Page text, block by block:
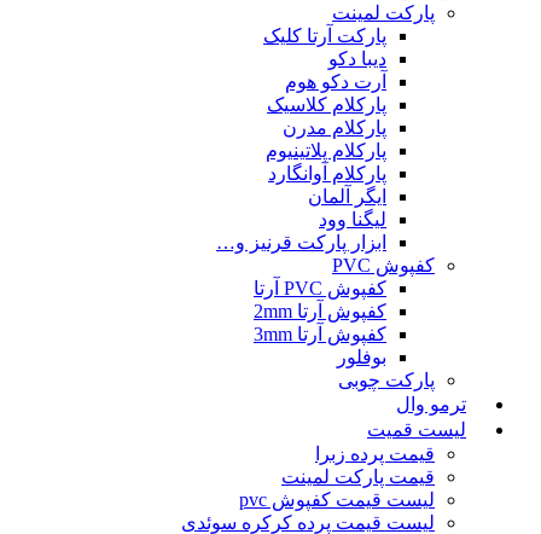
پارکت لمینت
پارکت آرتا کلیک
دیبا دکو
آرت دکو هوم
پارکلام کلاسیک
پارکلام مدرن
پارکلام پلاتینیوم
پارکلام آوانگارد
ایگر آلمان
لیگنا وود
ابزار پارکت قرنیز و…
کفپوش PVC
کفپوش PVC آرتا
کفپوش آرتا 2mm
کفپوش آرتا 3mm
بوفلور
پارکت چوبی
ترمو وال
لیست قمیت
قیمت پرده زبرا
قیمت پارکت لمینت
لیست قیمت کفپوش pvc
لیست قیمت پرده کرکره سوئدی